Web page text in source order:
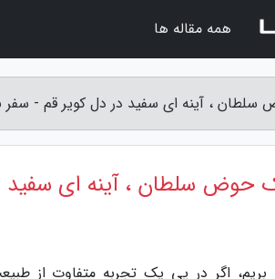
، آینه ای سفید در دل کویر قم - سفر
حوض سلطان ، آینه ای سفید
بریم، اگر در پی یک تجربه متفاوت از
همه مقاله ها